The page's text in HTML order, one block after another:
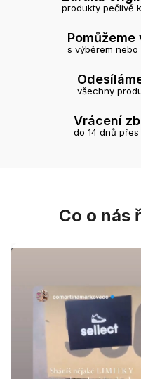
produkty pečlivě
Pomůžeme
s výběrem nebo
všechny
Vrácení
do 14 dnů
Co o nás